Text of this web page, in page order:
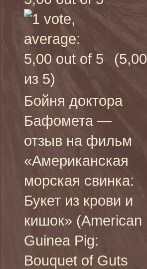
(5,00
из 5)
Бойня доктора
Бафомета —
отзыв на фильм
«Американская
морская свинка:
Букет из крови и
кишок» (American
Guinea Pig:
Bouquet of Guts